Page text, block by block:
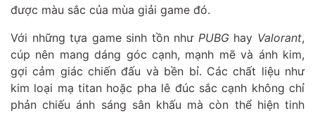
được màu sắc của mùa giải game đó.
Với những tựa game sinh tồn như PUBGhay Valorant,
cúp nên mang dáng góc cạnh, mạnh mẽ và ánh kim,
gợi cảm giác chiến đấu và bền bỉ. Các chất liệu như
kim loại mạ titan hoặc pha lê đúc sắc cạnh không chỉ
phản chiếu ánh sáng sân khấu mà còn thể hiện tinh